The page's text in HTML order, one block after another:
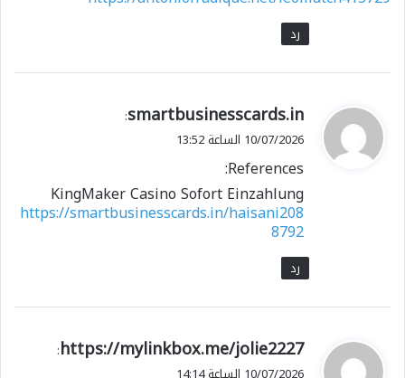
رد
ي
ق
ل
smartbusinesscards.in
:
10/07/2026 الساعة 13:52
References:
KingMaker Casino Sofort Einzahlung
https://smartbusinesscards.in/haisani208
8792
رد
ي
ق
https://mylinkbox.me/jolie2227
: